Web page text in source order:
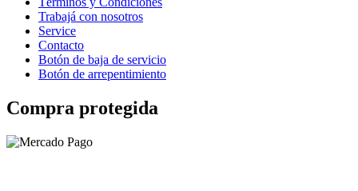
Trabajá con nosotros
Service
Contacto
Botón de baja de servicio
Botón de arrepentimiento
Compra protegida